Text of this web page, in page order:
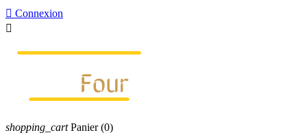
 Connexion

shopping_cart Panier (0)